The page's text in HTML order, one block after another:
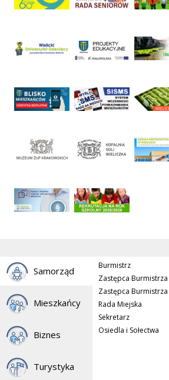
Samorząd
Mieszkańcy
Biznes
Turystyka
Burmistrz
Zastępca
Zastępca Burmistrza
Rada Miejska
Sekretarz
Osiedla i Sołectwa